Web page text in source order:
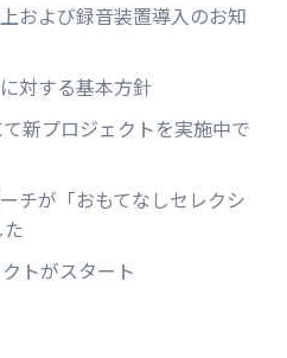
および録音装置導入のお知
対する基本方針
新プロジェクトを実施中で
チが「おもてなしセレクシ
トがスタート